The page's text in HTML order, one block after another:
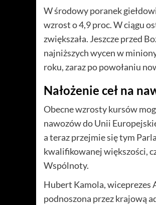
W środowy poranek
wzrost o 4,9 proc. W ciągu
zwiększała. Jeszcze przed
najniższych wycen w
roku, zaraz po powołaniu
Nałożenie ceł na
Obecne wzrosty kursów
nawozów do Unii
a teraz przejmie się tym
kwalifikowanej większości,
Wspólnoty.
Hubert Kamola, wiceprezes
podnoszona przez krajową